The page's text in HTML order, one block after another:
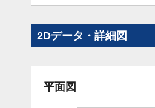
2Dデータ・詳細図
平面図